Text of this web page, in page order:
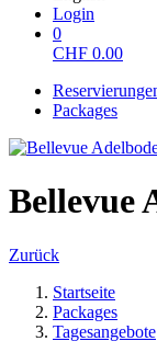
Login
0
CHF 0.00
Packages
Bellevue
Zurück
Startseite
Packages
Tagesangebote